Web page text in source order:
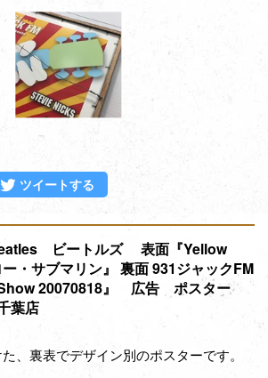
でシェアする
ツイートする
ビートルズ 表面『Yellow
・サブマリン』 裏面 931ジャックFM
Show 20070818』 広告 ポスター
葉店
、裏表でデザイン別のポスターです。